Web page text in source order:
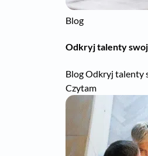
Blog
Odkryj talenty
Blog Odkryj talenty
Czytam